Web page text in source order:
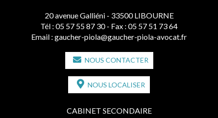
20 avenue Galliéni - 33500 LIBOURNE
Tél : 05 57 55 87 30 - Fax : 05 57 51 73 64
Email : gaucher-piola@gaucher-piola-avocat.fr
NOUS CONTACTER
NOUS LOCALISER
CABINET SECONDAIRE